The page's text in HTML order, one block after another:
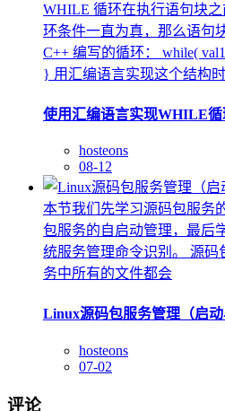
WHILE 循环在执行语句块
环条件一直为真，那么语句
C++ 编写的循环： while(
} 用汇编语言实现这个结构时
使用汇编语言实现WHILE循
hosteons
08-12
本节我们先学习源码包服务
包服务的自启动管理，最后
统服务管理命令识别。 源码
务中所有的文件都会
Linux源码包服务管理（启动
hosteons
07-02
评论